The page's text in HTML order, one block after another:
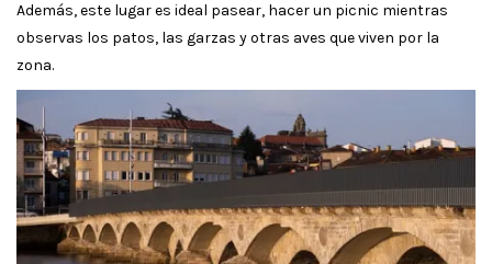
Además, este lugar es ideal pasear, hacer un picnic mientras
observas los patos, las garzas y otras aves que viven por la
zona.